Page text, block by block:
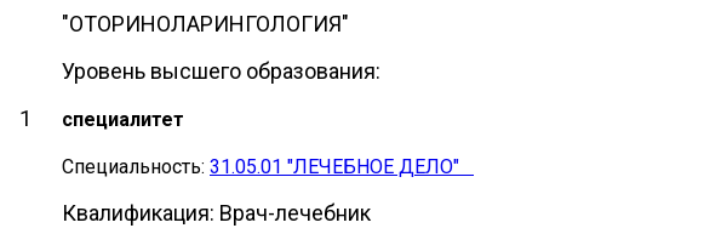
1
"ОТОРИНОЛАРИНГОЛОГИЯ"
Уровень высшего образования:
специалитет
Специальность: 31.05.01 "ЛЕЧЕБНОЕ ДЕЛО"
Квалификация: Врач-лечебник